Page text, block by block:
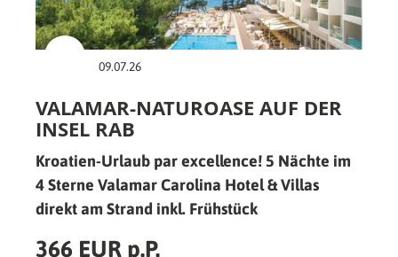
09.07.26
VALAMAR-NATUROASE AUF DER
INSEL RAB
Kroatien-Urlaub par excellence! 5 Nächte im
4 Sterne Valamar Carolina Hotel & Villas
direkt am Strand inkl. Frühstück
366 EUR p.P.